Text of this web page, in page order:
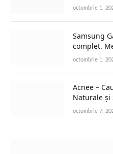
octombrie 1,
Samsung
complet.
octombrie 1,
Acnee –
Naturale și
octombrie 7,